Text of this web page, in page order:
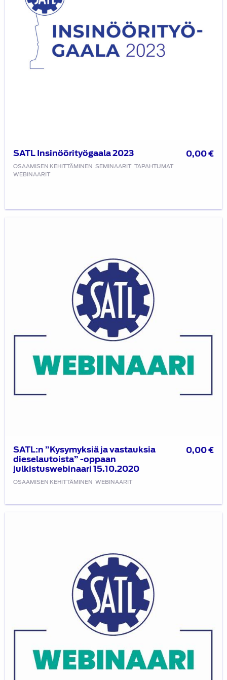
SATL Insinöörityögaala 2023
OSAAMISEN KEHITTÄMINEN SEMINAARIT TAPAHTUMAT
WEBINAARIT
0,00€
SATL:n ”Kysymyksiä ja vastauksia
dieselautoista” -oppaan
julkistuswebinaari 15.10.2020
OSAAMISEN KEHITTÄMINEN WEBINAARIT
0,00€
julkistuswebinaari
kansainvälistyminen
julkistuswebinaari